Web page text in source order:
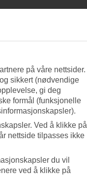
på våre nettsider.
sikkert (nødvendige
gi deg
formål (funksjonelle
Ved å klikke på
nettside tilpasses ikke
du vil
ved å klikke på